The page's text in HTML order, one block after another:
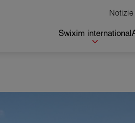
Notizie
Swixim international